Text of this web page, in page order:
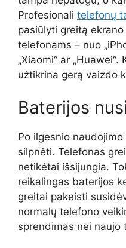
Profesionali telefonų
pasiūlyti greitą
telefonams – nuo
„Xiaomi“ ar
užtikrina gerą vaizdo
Baterijos
Po ilgesnio
silpnėti. Telefonas
netikėtai išsijungia.
reikalingas baterijos
greitai pakeisti
normalų telefono
sprendimas nei naujo